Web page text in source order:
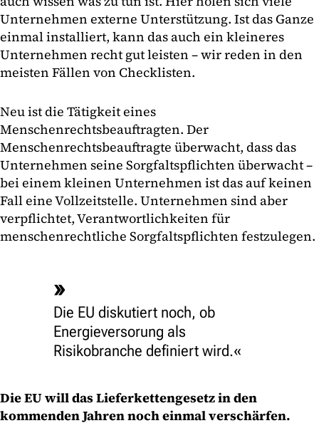
Unternehmen externe Unterstützung. Ist das Ganze
einmal installiert, kann das auch ein kleineres
Unternehmen recht gut leisten – wir reden in den
meisten Fällen von Checklisten.
Neu ist die Tätigkeit eines
Menschenrechtsbeauftragten. Der
Menschenrechtsbeauftragte überwacht, dass das
Unternehmen seine Sorgfaltspflichten überwacht –
bei einem kleinen Unternehmen ist das auf keinen
Fall eine Vollzeitstelle. Unternehmen sind aber
verpflichtet, Verantwortlichkeiten für
menschenrechtliche Sorgfaltspflichten festzulegen.
Die EU diskutiert noch, ob
Energieversorung als
Risikobranche definiert wird.
Die EU will das Lieferkettengesetz in den
kommenden Jahren noch einmal verschärfen.